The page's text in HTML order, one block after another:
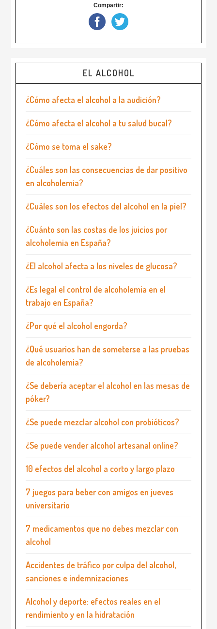
Compartir:
EL ALCOHOL
¿Cómo afecta el alcohol a la audición?
¿Cómo afecta el alcohol a tu salud bucal?
¿Cómo se toma el sake?
¿Cuáles son las consecuencias de dar positivo
en alcoholemia?
¿Cuáles son los efectos del alcohol en la piel?
¿Cuánto son las costas de los juicios por
alcoholemia en España?
¿El alcohol afecta a los niveles de glucosa?
¿Es legal el control de alcoholemia en el
trabajo en España?
¿Por qué el alcohol engorda?
¿Qué usuarios han de someterse a las pruebas
de alcoholemia?
¿Se debería aceptar el alcohol en las mesas de
póker?
¿Se puede mezclar alcohol con probióticos?
¿Se puede vender alcohol artesanal online?
10 efectos del alcohol a corto y largo plazo
7 juegos para beber con amigos en jueves
universitario
7 medicamentos que no debes mezclar con
alcohol
Accidentes de tráfico por culpa del alcohol,
sanciones e indemnizaciones
Alcohol y deporte: efectos reales en el
rendimiento y en la hidratación